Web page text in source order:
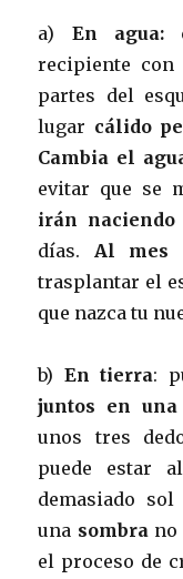
a) En agua:
recipiente con
partes del
lugar cálido
Cambia el
evitar que se
irán
días. Al mes
trasplantar el
que nazca tu
b) En tierra:
juntos en una
unos tres
puede estar
demasiado
una sombrano
el proceso de